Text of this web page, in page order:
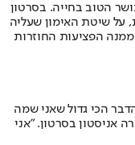
בכושר הטוב בחייה. בסרטון
שיטת האימון שעליה
הפציעות החוזרות
הכי גדול שאני שמה
אניסטון בסרטון. "אני